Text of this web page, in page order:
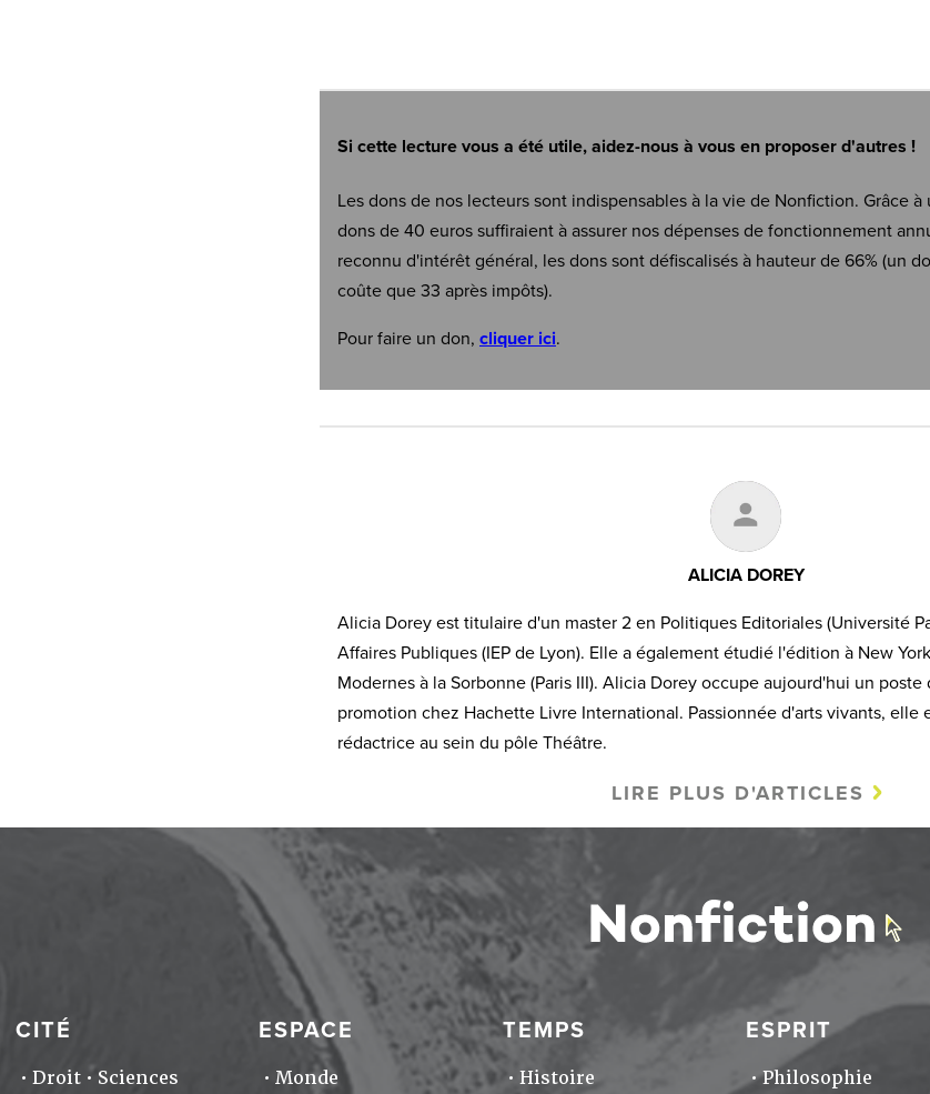
Si cette lecture vous a été utile, aidez-nous à vous en proposer d'autres !
Les dons de nos lecteurs sont indispensables à la vie de Nonfiction. Grâce
dons de 40 euros suffiraient à assurer nos dépenses de fonctionnement
reconnu d'intérêt général, les dons sont défiscalisés à hauteur de 66% (un
coûte que 33 après impôts).
Pour faire un don, cliquer ici.
ALICIA DOREY
Alicia Dorey est titulaire d'un master 2 en Politiques Editoriales (Université
Affaires Publiques (IEP de Lyon). Elle a également étudié l'édition à New
Modernes à la Sorbonne (Paris III). Alicia Dorey occupe aujourd'hui un
promotion chez Hachette Livre International. Passionnée d'arts vivants, elle
rédactrice au sein du pôle Théâtre.
LIRE PLUS D'ARTICLES
CITÉ
Droit
Sciences
ESPACE
Monde
TEMPS
Histoire
ESPRIT
Philosophie